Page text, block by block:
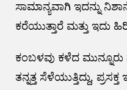
ಸಾಮಾನ್ಯವಾಗಿ ಇದನ್ನು
ಕರೆಯುತ್ತಾರೆ ಮತ್ತು ಇದು
ಕಂಬಳವು ಕಳೆದ
ತನ್ನತ್ತ ಸೆಳೆಯುತ್ತಿದ್ದು,